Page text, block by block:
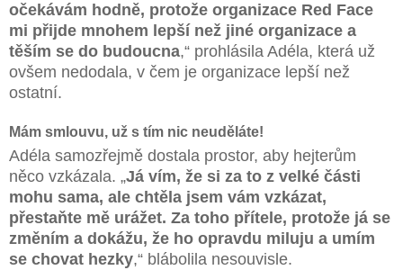
očekávám hodně, protože organizace Red Face
mi přijde mnohem lepší než jiné organizace a
těším se do budoucna,“ prohlásila Adéla, která už
ovšem nedodala, v čem je organizace lepší než
ostatní.
Mám smlouvu, už s tím nic neuděláte!
Adéla samozřejmě dostala prostor, aby hejterům
něco vzkázala. „Já vím, že si za to z velké části
mohu sama, ale chtěla jsem vám vzkázat,
přestaňte mě urážet. Za toho přítele, protože já se
změním a dokážu, že ho opravdu miluju a umím
se chovat hezky,“ blábolila nesouvisle.